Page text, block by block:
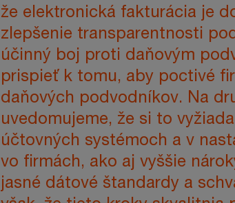
že elektronická fakturácia je
zlepšenie transparentnosti
účinný boj proti daňovým
prispieť k tomu, aby poctivé
daňových podvodníkov. Na
uvedomujeme, že si to
účtovných systémoch a v
vo firmách, ako aj vyššie
jasné dátové štandardy a